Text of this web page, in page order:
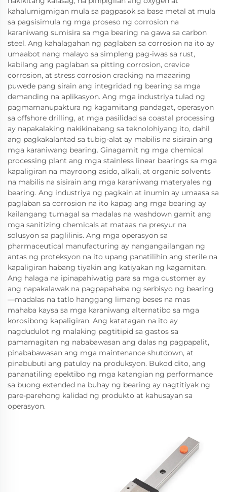
kahalumigmigan mula sa pagpasok sa base metal at mula
sa pagsisimula ng mga proseso ng corrosion na
karaniwang sumisira sa mga bearing na gawa sa carbon
steel. Ang kahalagahan ng paglaban sa corrosion na ito ay
umaabot nang malayo sa simpleng pag-iwas sa rust,
kabilang ang paglaban sa pitting corrosion, crevice
corrosion, at stress corrosion cracking na maaaring
puwede pang sirain ang integridad ng bearing sa mga
demanding na aplikasyon. Ang mga industriya tulad ng
pagmamanupaktura ng kagamitang pandagat, operasyon
sa offshore drilling, at mga pasilidad sa coastal processing
ay napakalaking nakikinabang sa teknolohiyang ito, dahil
ang pagkakalantad sa tubig-alat ay mabilis na sisirain ang
mga karaniwang bearing. Ginagamit ng mga chemical
processing plant ang mga stainless linear bearings sa mga
kapaligiran na mayroong asido, alkali, at organic solvents
na mabilis na sisirain ang mga karaniwang materyales ng
bearing. Ang industriya ng pagkain at inumin ay umaasa sa
paglaban sa corrosion na ito kapag ang mga bearing ay
kailangang tumagal sa madalas na washdown gamit ang
mga sanitizing chemicals at mataas na presyur na
solusyon sa paglilinis. Ang mga operasyon sa
pharmaceutical manufacturing ay nangangailangan ng
antas ng proteksyon na ito upang panatilihin ang sterile na
kapaligiran habang tiyakin ang katiyakan ng kagamitan.
Ang halaga na ipinapahiwatig para sa mga customer ay
ang napakalawak na pagpapahaba ng serbisyo ng bearing
—madalas na tatlo hanggang limang beses na mas
mahaba kaysa sa mga karaniwang alternatibo sa mga
korosibong kapaligiran. Ang katatagan na ito ay
nagdudulot ng malaking pagtitipid sa gastos sa
pamamagitan ng nababawasan ang dalas ng pagpapalit,
pinababawasan ang mga maintenance shutdown, at
pinabubuti ang patuloy na produksyon. Bukod dito, ang
pananatiling epektibo ng mga katangian ng performance
sa buong extended na buhay ng bearing ay nagtitiyak ng
pare-parehong kalidad ng produkto at kahusayan sa
operasyon.